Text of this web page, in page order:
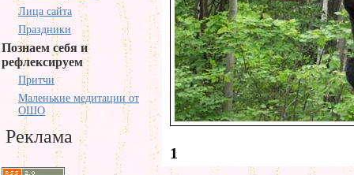
Лица сайта
Праздники
Познаем себя и
рефлексируем
Притчи
Маленькие медитации от
ОШО
Реклама
1